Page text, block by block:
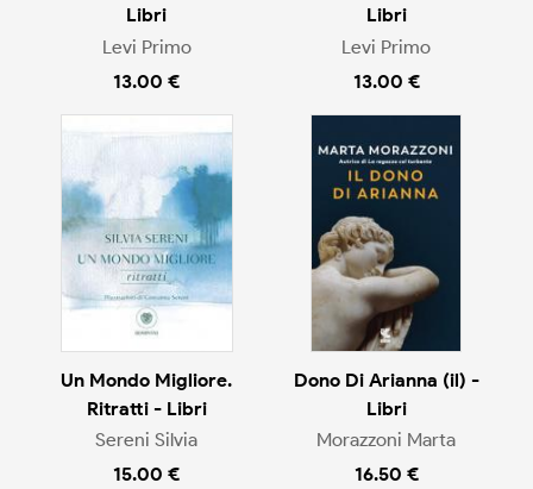
Libri
Levi Primo
13.00 €
Libri
Levi Primo
13.00 €
Un Mondo Migliore.
Ritratti - Libri
Sereni Silvia
15.00 €
Dono Di Arianna (il) -
Libri
Morazzoni Marta
16.50 €